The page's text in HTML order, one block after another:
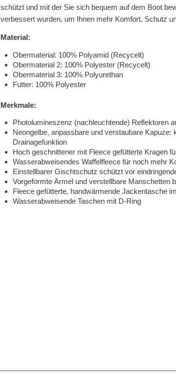
schützt und mit der Sie sich bequem auf dem Boot
verbessert wurden, um Ihnen mehr Komfort, Schutz
Material:
Obermaterial: 100% Polyamid (Recycelt)
Obermaterial 2: 100% Polyester (Recycelt)
Obermaterial 3: 100% Polyurethan
Futter: 100% Polyester
Merkmale:
Photolumineszenz (nachleuchtende) Reflektoren
Neongelbe, anpassbare und verstaubare
Drainagefunktion
Hoch geschnittener mit Fleece gefütterte Kragen
Wasserabweisendes Waffelfleece für noch mehr
Einstellbarer Gischtschutz schützt vor
Vorgeformte Ärmel und verstellbare Manschetten
Fleece gefütterte, handwärmende Jackentasche
Wasserabweisende Taschen mit D-Ring